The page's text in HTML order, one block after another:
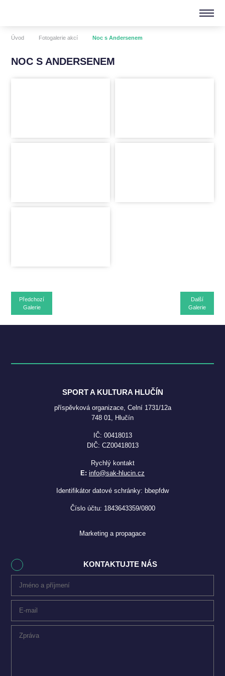
Úvod Fotogalerie akcí Noc s Andersenem
NOC S ANDERSENEM
Další
Galerie
Předchozí
Galerie
SPORT A KULTURA HLUČÍN
příspěvková organizace, Celní 1731/12a
748 01, Hlučín
IČ: 00418013
DIČ: CZ00418013
Rychlý kontakt
E: info@sak-hlucin.cz
Identifikátor datové schránky: bbepfdw
Číslo účtu: 1843643359/0800
Marketing a propagace
KONTAKTUJTE NÁS